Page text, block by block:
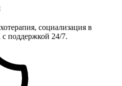
социализация в
поддержкой 24/7.